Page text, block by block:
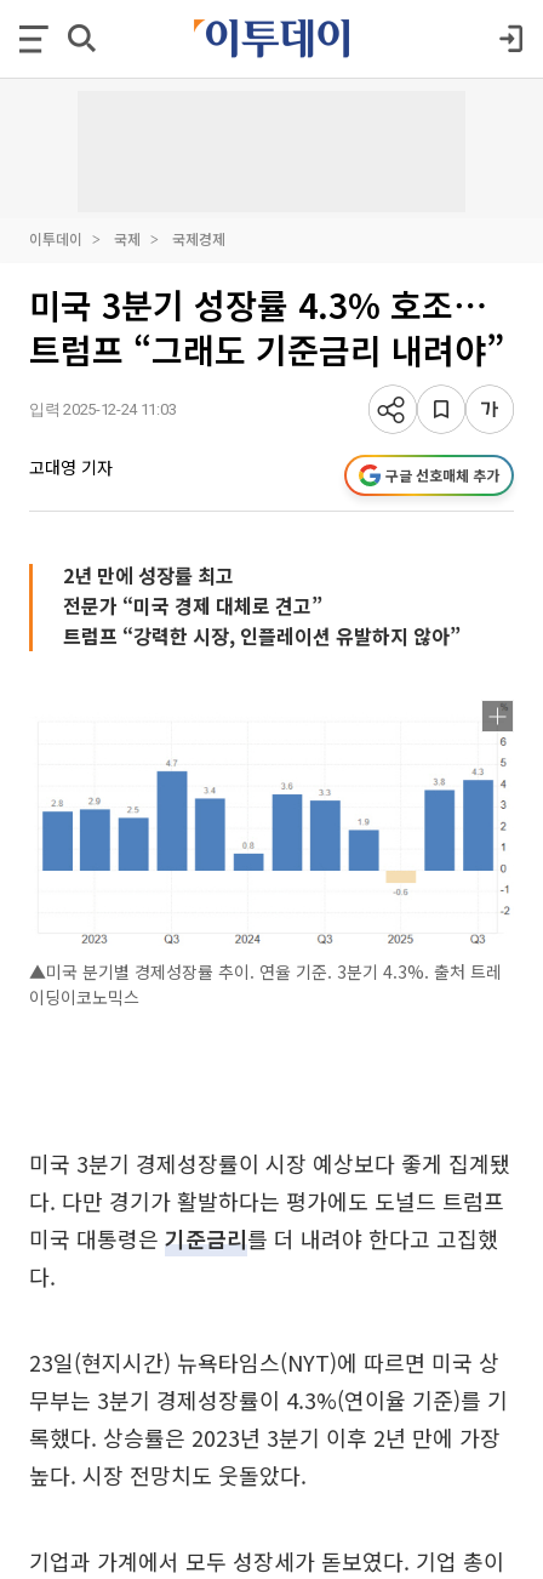
이투데이 국제 국제경제
미국 3분기 성장률 4.3% 호조⋯
트럼프 “그래도 기준금리 내려야”
입력 2025-12-24 11:03
고대영 기자 구글 선호매체 추가
2년 만에 성장률 최고
전문가 “미국 경제 대체로 견고”
트럼프 “강력한 시장, 인플레이션 유발하지 않아”
▲미국 분기별 경제성장률 추이. 연율 기준. 3분기 4.3%. 출처 트레
이딩이코노믹스
미국 3분기 경제성장률이 시장 예상보다 좋게 집계됐
다. 다만 경기가 활발하다는 평가에도 도널드 트럼프
미국 대통령은 기준금리를 더 내려야 한다고 고집했
다.
23일(현지시간) 뉴욕타임스(NYT)에 따르면 미국 상
무부는 3분기 경제성장률이 4.3%(연이율 기준)를 기
록했다. 상승률은 2023년 3분기 이후 2년 만에 가장
높다. 시장 전망치도 웃돌았다.
기업과 가계에서 모두 성장세가 돋보였다. 기업 총이